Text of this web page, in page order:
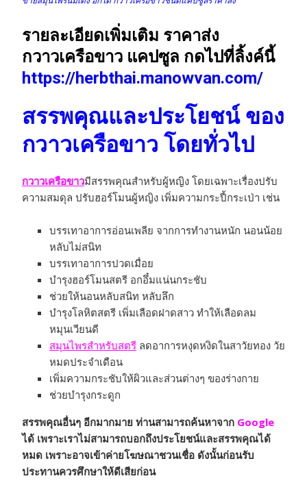
รายละเอียดเพิ่มเติม ราคาส่ง
กวาวเครือขาว แคปซูล กดไปที่ลิ้งค์นี้
https://herbthai.manowvan.com/
สรรพคุณและประโยชน์ ของ
กวาวเครือขาว โดยทั่วไป
กวาวเครือขาวมีสรรพคุณสำหรับผู้หญิง โดยเฉพาะเรื่องปรับ
ความสมดุล ปรับฮอร์โมนผู้หญิง เพิ่มความกระปี้กระเป่า เช่น
บรรเทาอาการอ่อนเพลีย จากการทำงานหนัก นอนน้อย
หลับไม่สนิท
บรรเทาอาการปวดเมื่อย
บำรุงฮอร์โมนสตรี อกอึ๋มแน่นกระชับ
ช่วยให้นอนหลับสนิท หลับลึก
บำรุงโลหิตสตรี เพิ่มเลือดฝาดสาว ทำให้เลือดลม
หมุนเวียนดี
สมุนไพรสำหรับสตรี ลดอาการหงุดหงิดในสาวัยทอง วัย
หมดประจำเดือน
เพิ่มความกระชับให้ผิวและส่วนต่างๆ ของร่างกาย
ช่วยบำรุงกระดูก
สรรพคุณอื่นๆ อีกมากมาย ท่านสามารถค้นหาจาก Google
ได้ เพราะเราไม่สามารถบอกถึงประโยชน์และสรรพคุณได้
หมด เพราะอาจเข้าค่ายโฆษณาชวนเชื่อ ดังนั้นก่อนรับ
ประทานควรศึกษาให้ดีเสียก่อน